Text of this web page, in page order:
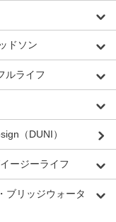
ドソン
ルライフ
（DUNI）
ージーライフ
ブリッジウォータ